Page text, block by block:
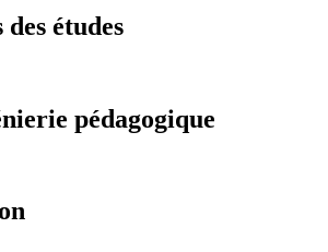
études
pédagogique